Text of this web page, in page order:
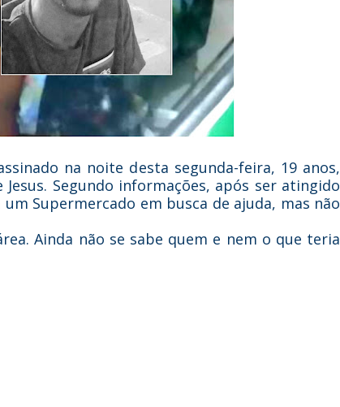
na noite desta segunda-feira, 19 anos,
Segundo informações, após ser atingido
Supermercado em busca de ajuda, mas não
Ainda não se sabe quem e nem o que teria